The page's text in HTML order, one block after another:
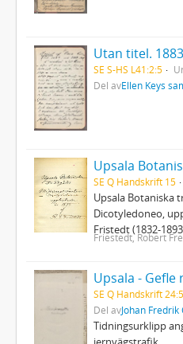
Utan titel.
SE S-HS L41:2:5
Del avEllen Keys
SE Q Handskrift 15
Upsala Botaniska
Dicotyledoneo,
Fristedt (1832-
Friestedt, Robert
Upsala - Gefle
SE Q Handskrift
Del avJohan
Tidningsurklipp